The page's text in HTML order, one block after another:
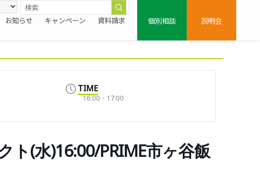
お知らせ キャンペーン 資料請求
個別相談
説明会
TIME
16:00 - 17:00
ト(水)16:00/PRIME市ヶ谷飯